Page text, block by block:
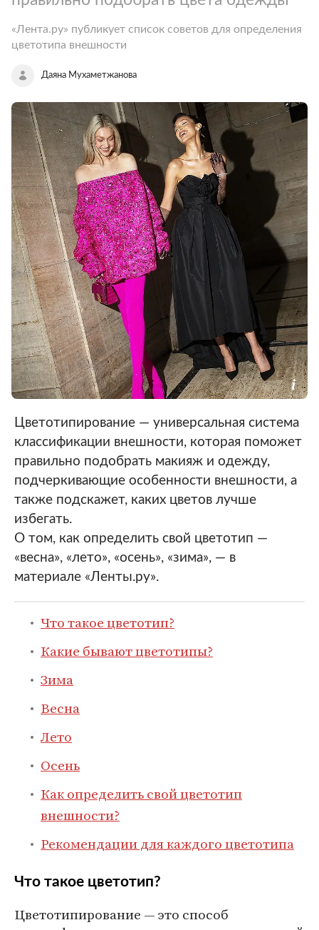
«Лента.ру» публикует список советов для определения
цветотипа внешности
Даяна Мухаметжанова
Цветотипирование — универсальная система
классификации внешности, которая поможет
правильно подобрать макияж и одежду,
подчеркивающие особенности внешности, а
также подскажет, каких цветов лучше
избегать.
О том, как определить свой цветотип —
«весна», «лето», «осень», «зима», — в
материале «Ленты.ру».
Что такое цветотип?
Какие бывают цветотипы?
Зима
Весна
Лето
Осень
Как определить свой цветотип
внешности?
Рекомендации для каждого цветотипа
Что такое цветотип?
Цветотипирование — это способ